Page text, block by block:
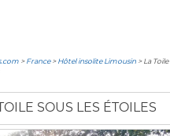
>France>Hôtel insolite Limousin > La Toile
SOUS LES ÉTOILES